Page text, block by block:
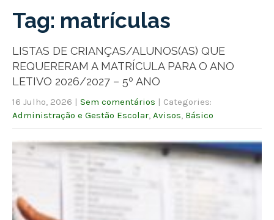
Tag: matrículas
LISTAS DE CRIANÇAS/ALUNOS(AS) QUE
REQUERERAM A MATRÍCULA PARA O ANO
LETIVO 2026/2027 – 5º ANO
16 Julho, 2026 | Sem comentários | Categories:
Administração e Gestão Escolar Avisos Básico